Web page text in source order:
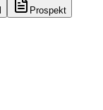
Prospekt